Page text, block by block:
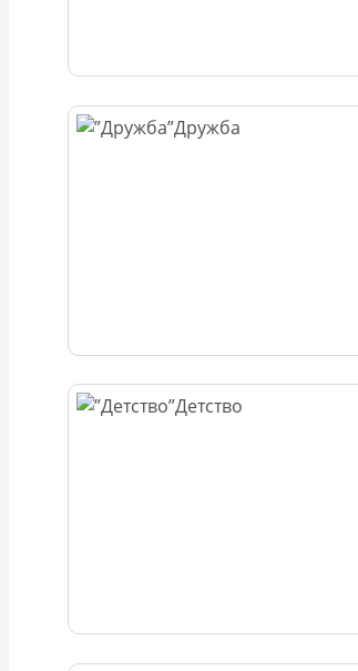
Дружба
Детство